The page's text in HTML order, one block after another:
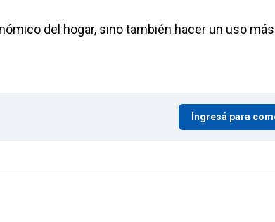
del hogar, sino también hacer un uso más
Ingresá para